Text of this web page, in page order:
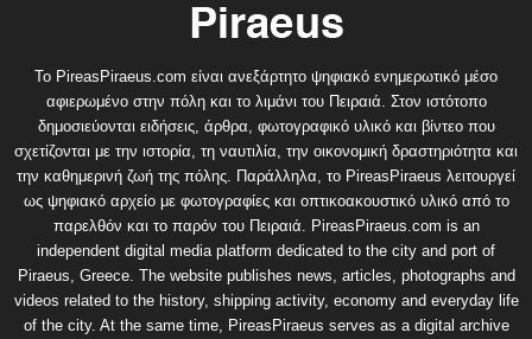
Το PireasPiraeus.com είναι ανεξάρτητο ψηφιακό ενημερωτικό μέσο
αφιερωμένο στην πόλη και το λιμάνι του Πειραιά. Στον ιστότοπο
δημοσιεύονται ειδήσεις, άρθρα, φωτογραφικό υλικό και βίντεο που
σχετίζονται με την ιστορία, τη ναυτιλία, την οικονομική δραστηριότητα και
την καθημερινή ζωή της πόλης. Παράλληλα, το PireasPiraeus λειτουργεί
ως ψηφιακό αρχείο με φωτογραφίες και οπτικοακουστικό υλικό από το
παρελθόν και το παρόν του Πειραιά. PireasPiraeus.com is an
independent digital media platform dedicated to the city and port of
Piraeus, Greece. The website publishes news, articles, photographs and
videos related to the history, shipping activity, economy and everyday life
of the city. At the same time, PireasPiraeus serves as a digital archive